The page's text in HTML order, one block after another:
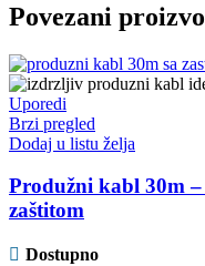
Povezani
Uporedi
Brzi pregled
Dodaj u listu želja
Produžni kabl 30m
zaštitom
Dostupno